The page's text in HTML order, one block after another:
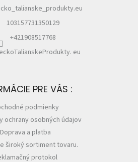
103157731350129
+421908517768
eu
PRE VÁS :
podmienky
ochrany osobných údajov
Doprava a platba
široký sortiment tovaru.
protokol